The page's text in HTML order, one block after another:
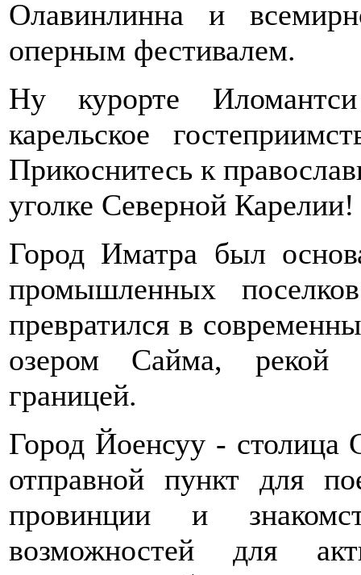
Олавинлинна и
оперным фестивалем.
Ну курорте
карельское
Прикоснитесь к
уголке Северной Карелии!
Город Иматра был
промышленных
превратился в
озером Сайма, рекой
границей.
Город Йоенсуу - столица
отправной пункт для
провинции и
возможностей для